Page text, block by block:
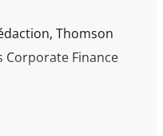
», 12th Business
janvier 2022
Issues for Business
for General
septembre
Thomson
Corporate Finance